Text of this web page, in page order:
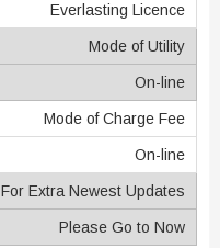
Everlasting Licence
Mode of Utility
On-line
Mode of Charge Fee
On-line
For Extra Newest Updates
Please Go to Now